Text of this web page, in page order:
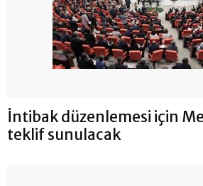
İntibak düzenlemesi için
teklif sunulacak